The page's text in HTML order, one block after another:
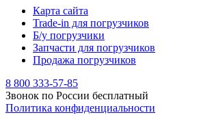
Карта сайта
Trade-in для погрузчиков
Б/у погрузчики
Запчасти для погрузчиков
Продажа погрузчиков
8 800 333-57-85
Звонок по России бесплатный
Политика конфиденциальности